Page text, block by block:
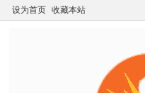
设为首页 收藏本站